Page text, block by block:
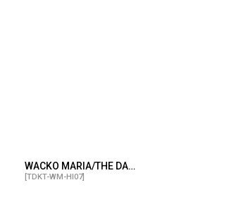
WACKO MARIA/THE DARK KNIGHT TRILOGY / HAWAIIAN SHIRT（BLACK）［ハワイアンシャツ-25秋冬］
[TDKT-WM-HI07]